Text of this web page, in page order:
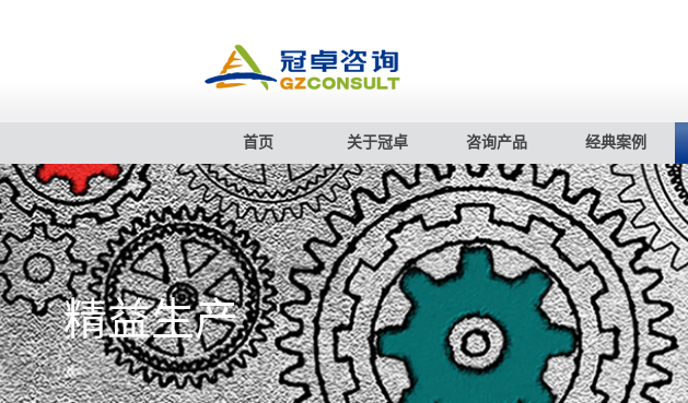
首页 关于冠卓 咨询产品 经典案例
精益生产